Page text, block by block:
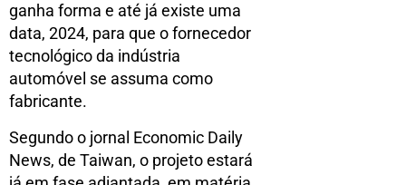
ganha forma e até já existe uma
data, 2024, para que o fornecedor
tecnológico da indústria
automóvel se assuma como
fabricante.
Segundo o jornal Economic Daily
News, de Taiwan, o projeto estará